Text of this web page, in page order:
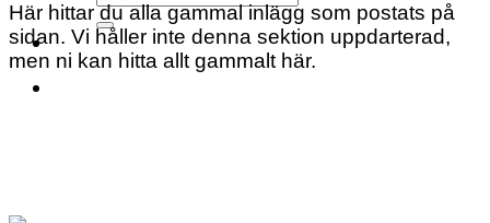
Här hittar du alla gammal inlägg som postats på
sidan. Vi håller inte denna sektion uppdarterad,
men ni kan hitta allt gammalt här.